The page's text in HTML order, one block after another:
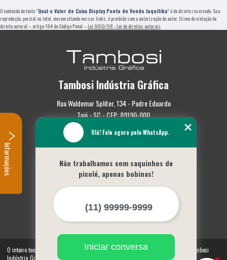
O conteúdo do texto "Qual o Valor de Caixa Display Ponto de Venda Juquitiba" é de direito reservado. Sua
reprodução, parcial ou total, mesmo citando nossos links, é proibida sem a autorização do autor. Crime de violação de
direito autoral – artigo 184 do Código Penal – Lei 9610/98 - Lei de direitos autorais
Tambosi Indústria Gráfica
Rua Waldemar Spliter, 134 - Padre Eduardo
Taió - SC - CEP: 89190-000
(47) 3562-0587
Empresa
Missão
Serviços
Mapa do site
Mais Serviços
O inteiro teor deste site está sujeito à proteção de direitos autorais. Copyright© Tambosi
Indústria Gráfica (Lei 9610 de 19/02/1998)
Olá! Fale agora pelo WhatsApp.
Não trabalhamos com saquinhos de
picolé, apenas bobinas!
Iniciar conversa
Informações